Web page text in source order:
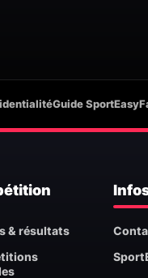
Guide SportEasy
& résultats